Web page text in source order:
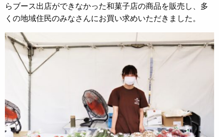
らブース出店ができなかった和菓子店の商品を販売し、多
くの地域住民のみなさんにお買い求めいただきました。